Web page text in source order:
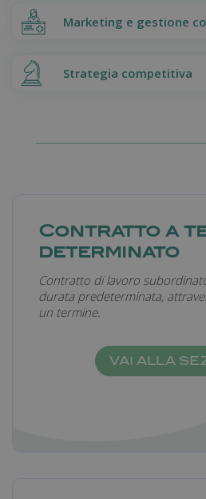
Marketing e gestione
Strategia competitiva
Contratto a
determinato
Contratto di lavoro
durata predeterminata,
un termine.
VAI ALLA